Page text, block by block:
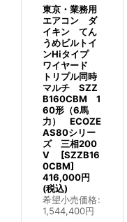
東京・業務用
エアコン ダ
イキン てん
うめビルトイ
ンHiタイプ
ワイヤード
トリプル同時
マルチ SZZ
B160CBM 1
60形（6馬
力） ECOZE
AS80シリー
ズ 三相200
V
[SZZB16
0CBM]
416,000円
(税込)
希望小売価格:
1,544,400円